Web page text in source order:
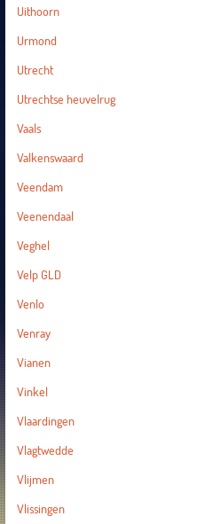
Uithoorn
Urmond
Utrecht
Utrechtse heuvelrug
Vaals
Valkenswaard
Veendam
Veenendaal
Veghel
Velp GLD
Venlo
Venray
Vianen
Vinkel
Vlaardingen
Vlagtwedde
Vlijmen
Vlissingen